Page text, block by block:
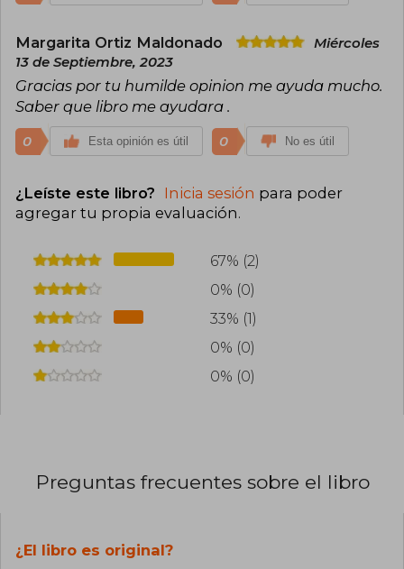
Margarita Ortiz Maldonado
Miércoles
13 de Septiembre, 2023
Gracias por tu humilde opinion me ayuda mucho.
Saber que libro me ayudara .
0 Esta opinión es útil 0 No es útil
¿Leíste este libro? Inicia sesión para poder
agregar tu propia evaluación.
67% (2)
0% (0)
33% (1)
0% (0)
0% (0)
Preguntas frecuentes sobre el libro
¿El libro es original?